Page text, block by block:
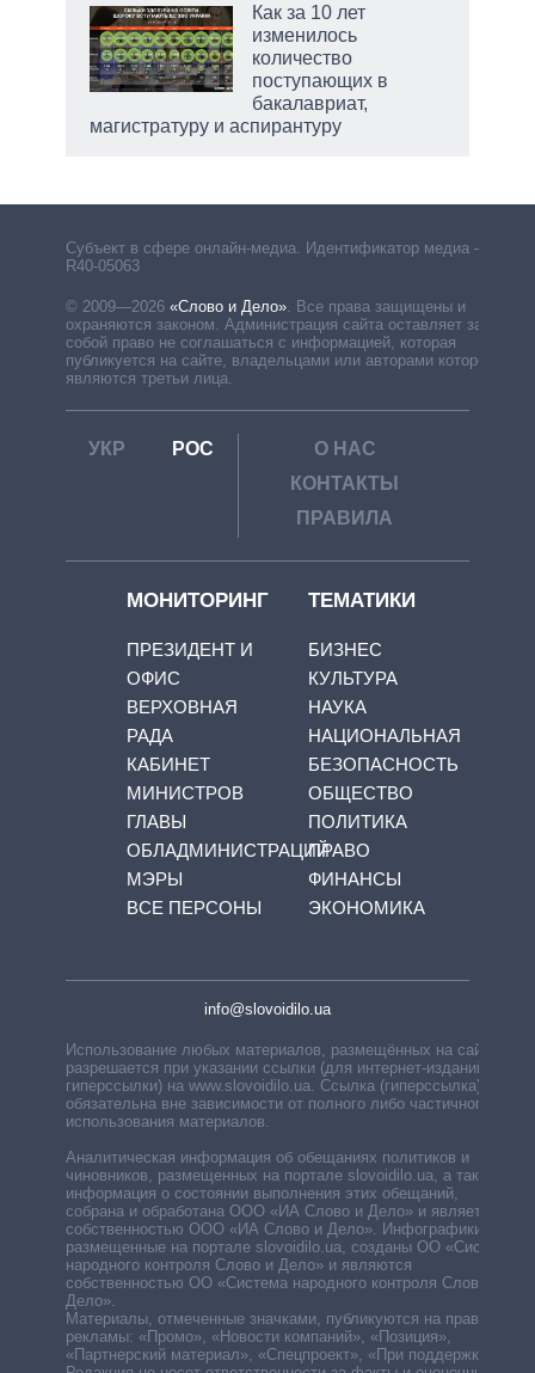
Как за 10 лет
изменилось
количество
поступающих в
бакалавриат,
магистратуру и аспирантуру
Субъект в сфере онлайн-медиа. Идентификатор медиа –
R40-05063
© 2009—2026 «Слово и Дело» Все права защищены и
охраняются законом. Администрация сайта оставляет за
собой право не соглашаться с информацией, которая
публикуется на сайте, владельцами или авторами которой
являются третьи лица.
УКР РОС
О НАС
КОНТАКТЫ
ПРАВИЛА
МОНИТОРИНГ
ПРЕЗИДЕНТ И
ОФИС
ВЕРХОВНАЯ
РАДА
КАБИНЕТ
МИНИСТРОВ
ГЛАВЫ
ОБЛАДМИНИСТРАЦИЙ
МЭРЫ
ВСЕ ПЕРСОНЫ
ТЕМАТИКИ
БИЗНЕС
КУЛЬТУРА
НАУКА
НАЦИОНАЛЬНАЯ
БЕЗОПАСНОСТЬ
ОБЩЕСТВО
ПОЛИТИКА
ПРАВО
ФИНАНСЫ
ЭКОНОМИКА
info@slovoidilo.ua
Использование любых материалов, размещённых на сайте,
разрешается при указании ссылки (для интернет-изданий —
гиперссылки) на www.slovoidilo.ua. Ссылка (гиперссылка)
обязательна вне зависимости от полного либо частичного
использования материалов.
Аналитическая информация об обещаниях политиков и
чиновников, размещенных на портале slovoidilo.ua, а также
информация о состоянии выполнения этих обещаний,
собрана и обработана ООО «ИА Слово и Дело» и является
собственностью ООО «ИА Слово и Дело». Инфографики,
размещенные на портале slovoidilo.ua, созданы ОО «Система
народного контроля Слово и Дело» и являются
собственностью ОО «Система народного контроля Слово и
Дело».
Материалы, отмеченные значками, публикуются на правах
рекламы: «Промо», «Новости компаний», «Позиция»,
«Партнерский материал», «Спецпроект», «При поддержке».